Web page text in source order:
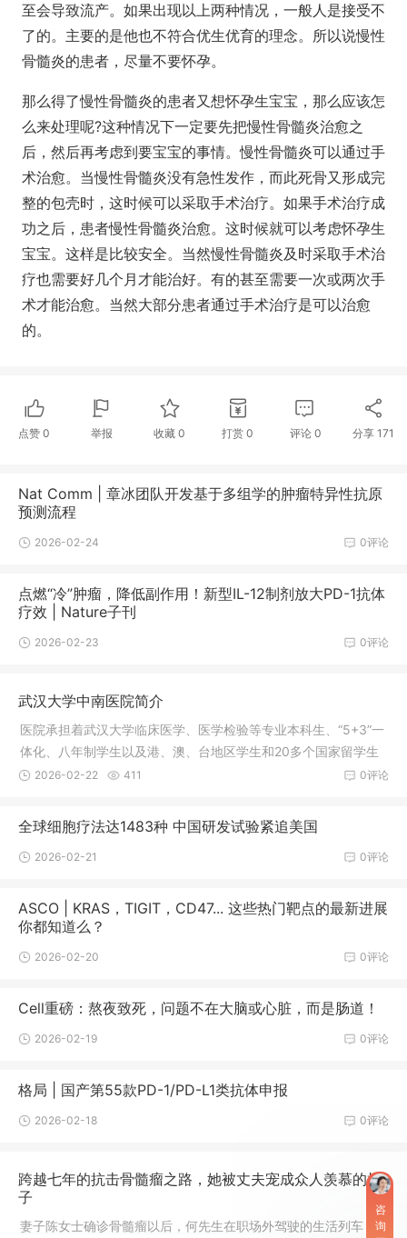
至会导致流产。如果出现以上两种情况，一般人是接受不
了的。主要的是他也不符合优生优育的理念。所以说慢性
骨髓炎的患者，尽量不要怀孕。
那么得了慢性骨髓炎的患者又想怀孕生宝宝，那么应该怎
么来处理呢?这种情况下一定要先把慢性骨髓炎治愈之
后，然后再考虑到要宝宝的事情。慢性骨髓炎可以通过手
术治愈。当慢性骨髓炎没有急性发作，而此死骨又形成完
整的包壳时，这时候可以采取手术治疗。如果手术治疗成
功之后，患者慢性骨髓炎治愈。这时候就可以考虑怀孕生
宝宝。这样是比较安全。当然慢性骨髓炎及时采取手术治
疗也需要好几个月才能治好。有的甚至需要一次或两次手
术才能治愈。当然大部分患者通过手术治疗是可以治愈
的。
点赞 0 举报 收藏0 打赏 0 评论 0 分享 171
Nat Comm | 章冰团队开发基于多组学的肿瘤特异性抗原
预测流程
0评论
2026-02-24
点燃“冷”肿瘤，降低副作用！新型IL-12制剂放大PD-1抗体
疗效 | Nature子刊
0评论
2026-02-23
武汉大学中南医院简介
医院承担着武汉大学临床医学、医学检验等专业本科生、“5+3”一
体化、八年制学生以及港、澳、台地区学生和20多个国家留学生
的临床课程教学和教育管理工作，同时承担博、硕士研究生的教
明单位、全国百佳医院、爱婴医院、全国卫生系统先进集体、全
国援外医疗工作先进集体、全国城市医院思想政治工作先进单
位、武汉市创建全国卫生城市先进集体、武汉市创建全国卫生城
异地就医转诊定点医疗机构、武汉市城镇职工、居民医保定点医
0评论
2026-02-22 411
全球细胞疗法达1483种 中国研发试验紧追美国
0评论
2026-02-21
ASCO | KRAS，TIGIT，CD47... 这些热门靶点的最新进展
你都知道么？
0评论
2026-02-20
Cell重磅：熬夜致死，问题不在大脑或心脏，而是肠道！
0评论
2026-02-19
格局 | 国产第55款PD-1/PD-L1类抗体申报
0评论
2026-02-18
跨越七年的抗击骨髓瘤之路，她被丈夫宠成众人羡慕的样
子
妻子陈女士确诊骨髓瘤以后，何先生在职场外驾驶的生活列车，
咨
询